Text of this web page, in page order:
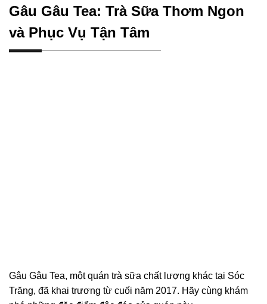
Gâu Gâu Tea: Trà Sữa Thơm Ngon
và Phục Vụ Tận Tâm
Gâu Gâu Tea, một quán trà sữa chất lượng khác tại Sóc
Trăng, đã khai trương từ cuối năm 2017. Hãy cùng khám